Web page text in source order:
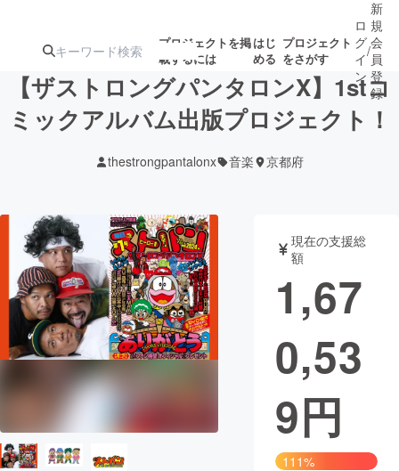
プロジェクトを掲
載するには
はじ
める
プロジェクト
をさがす
ターン
ジェクト
募集終了が近いプ
ロジェクト
アート・写真 音楽
テクノロジー・ガジェット ゲーム・サ
映像・映画
ビジネス・起業
まちづくり・地域活性化
ロ
グ
イ
ン
/
新
規
会
員
登
録
【ザストロングパンタロンX】1stコ
ミックアルバム出版プロジェクト！
thestrongpantalonx 音楽 京都府
現在の支援総
額
1,67
0,53
9円
111%